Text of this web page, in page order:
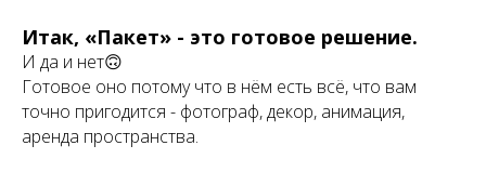
Итак, «Пакет» - это готовое решение.
И да и нет🙃
Готовое оно потому что в нём есть всё, что вам
точно пригодится - фотограф, декор, анимация,
аренда пространства.